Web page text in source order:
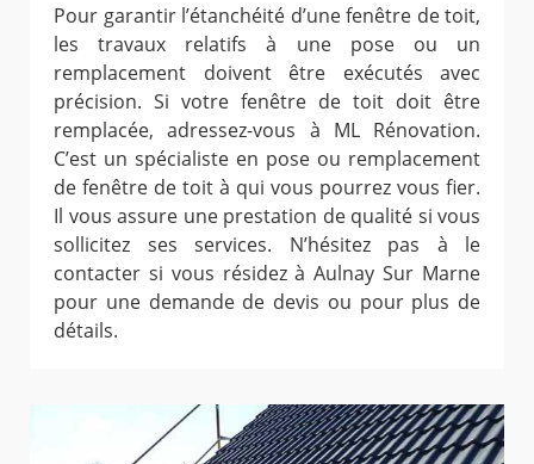
Pour garantir l’étanchéité d’une fenêtre de toit,
les travaux relatifs à une pose ou un
remplacement doivent être exécutés avec
précision. Si votre fenêtre de toit doit être
remplacée, adressez-vous à ML Rénovation.
C’est un spécialiste en pose ou remplacement
de fenêtre de toit à qui vous pourrez vous fier.
Il vous assure une prestation de qualité si vous
sollicitez ses services. N’hésitez pas à le
contacter si vous résidez à Aulnay Sur Marne
pour une demande de devis ou pour plus de
détails.